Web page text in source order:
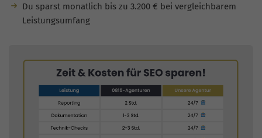
Du sparst monatlich bis zu 3.200 € bei vergleichbarem
Leistungsumfang